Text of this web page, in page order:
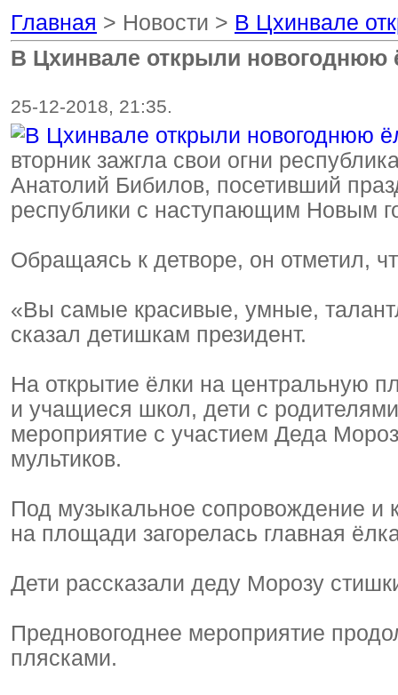
Главная > Новости > В Цхинвале
В Цхинвале открыли новогоднюю
25-12-2018, 21:35.
вторник зажгла свои огни
Анатолий Бибилов, посетивший
республики с наступающим Новым
Обращаясь к детворе, он отметил,
«Вы самые красивые, умные,
сказал детишкам президент.
На открытие ёлки на центральную
и учащиеся школ, дети с
мероприятие с участием Деда
мультиков.
Под музыкальное сопровождение и
на площади загорелась главная
Дети рассказали деду Морозу
Предновогоднее мероприятие
плясками.